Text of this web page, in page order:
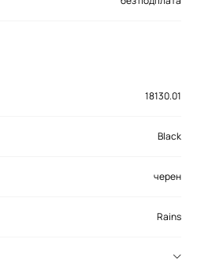
18130.01
Black
черен
Rains